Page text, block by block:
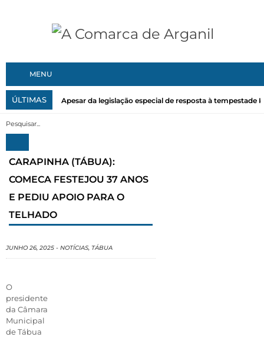
MENU
ÚLTIMAS Apesar da legislação especial de resposta à tempestade
CARAPINHA (TÁBUA):
COMECA FESTEJOU 37 ANOS
E PEDIU APOIO PARA O
TELHADO
JUNHO 26, 2025 - NOTÍCIAS, TÁBUA
O
presidente
da Câmara
Municipal
de Tábua